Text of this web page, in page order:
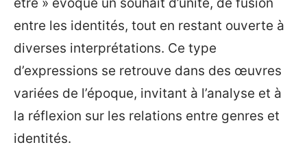
entre les identités, tout en restant ouverte à
diverses interprétations. Ce type
d’expressions se retrouve dans des œuvres
variées de l’époque, invitant à l’analyse et à
la réflexion sur les relations entre genres et
identités.